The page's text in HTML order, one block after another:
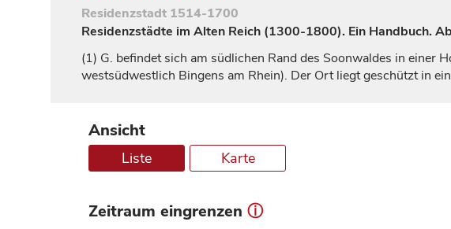
Residenzstadt 1514-1700
Residenzstädte im Alten Reich (1300-1800). Ein Handbuch.
(1) G. befindet sich am südlichen Rand des Soonwaldes in einer
westsüdwestlich Bingens am Rhein). Der Ort liegt geschützt in
Ansicht
Liste Karte
Zeitraum eingrenzen ⓘ